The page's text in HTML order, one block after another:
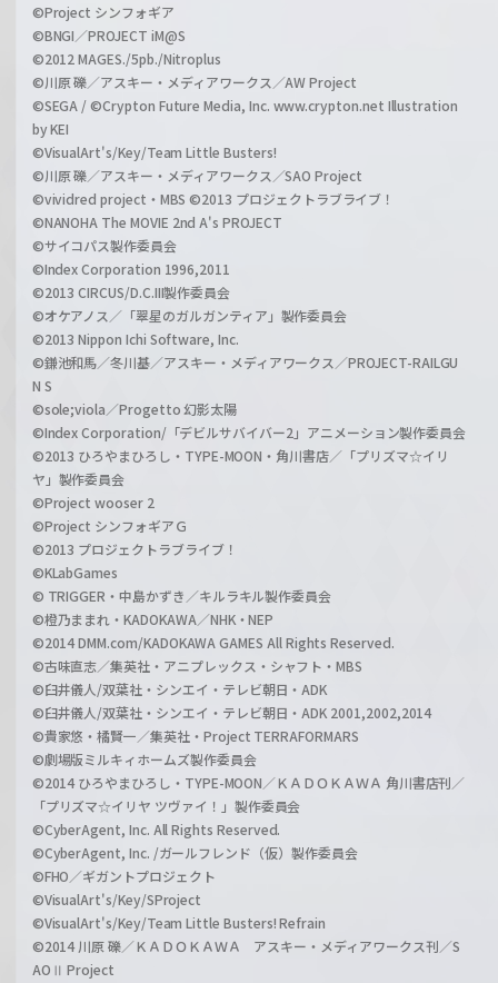
©Project シンフォギア
©BNGI／PROJECT iM@S
©2012 MAGES./5pb./Nitroplus
©川原 礫／アスキー・メディアワークス／AW Project
©SEGA / ©Crypton Future Media, Inc. www.crypton.net Illustration
by KEI
©VisualArt's/Key/Team Little Busters!
©川原 礫／アスキー・メディアワークス／SAO Project
©vividred project・MBS ©2013 プロジェクトラブライブ！
©NANOHA The MOVIE 2nd A's PROJECT
©サイコパス製作委員会
©Index Corporation 1996,2011
©2013 CIRCUS/D.C.III製作委員会
©オケアノス／「翠星のガルガンティア」製作委員会
©2013 Nippon Ichi Software, Inc.
©鎌池和馬／冬川基／アスキー・メディアワークス／PROJECT-RAILGU
N S
©sole;viola／Progetto 幻影太陽
©Index Corporation/「デビルサバイバー2」アニメーション製作委員会
©2013 ひろやまひろし・TYPE-MOON・角川書店／「プリズマ☆イリ
ヤ」製作委員会
©Project wooser 2
©Project シンフォギアＧ
©2013 プロジェクトラブライブ！
©KLabGames
© TRIGGER・中島かずき／キルラキル製作委員会
©橙乃ままれ・KADOKAWA／NHK・NEP
©2014 DMM.com/KADOKAWA GAMES All Rights Reserved.
©古味直志／集英社・アニプレックス・シャフト・MBS
©臼井儀人/双葉社・シンエイ・テレビ朝日・ADK
©臼井儀人/双葉社・シンエイ・テレビ朝日・ADK 2001,2002,2014
©貴家悠・橘賢一／集英社・Project TERRAFORMARS
©劇場版ミルキィホームズ製作委員会
©2014 ひろやまひろし・TYPE-MOON／ＫＡＤＯＫＡＷＡ 角川書店刊／
「プリズマ☆イリヤ ツヴァイ！」製作委員会
©CyberAgent, Inc. All Rights Reserved.
©CyberAgent, Inc. /ガールフレンド（仮）製作委員会
©FHO／ギガントプロジェクト
©VisualArt's/Key/SProject
©VisualArt's/Key/Team Little Busters! Refrain
©2014 川原 礫／ＫＡＤＯＫＡＷＡ アスキー・メディアワークス刊／S
AOⅡ Project